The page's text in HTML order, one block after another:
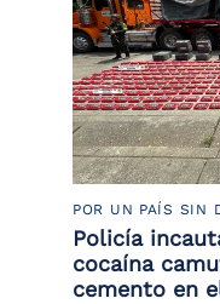
POR UN PAÍS SIN
Policía
cocaína
cemento en